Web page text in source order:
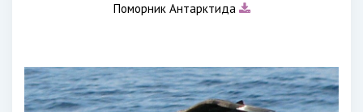
Поморник Антарктида